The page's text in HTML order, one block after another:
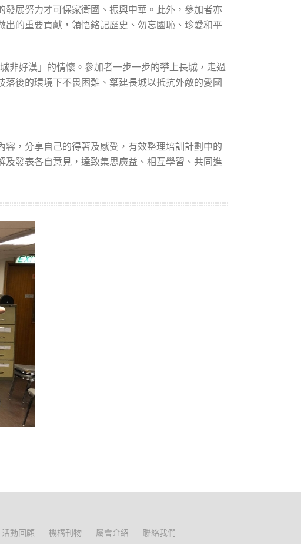
展努力才可保家衛國、振興中華。此外，參加者亦
的重要貢獻，領悟銘記歷史、勿忘國恥、珍愛和平
非好漢」的情懷。參加者一步一步的攀上長城，走過
後的環境下不畏困難、築建長城以抵抗外敵的愛國
，分享自己的得著及感受，有效整理培訓計劃中的
發表各自意見，達致集思廣益、相互學習、共同進
活動回顧 機構刊物 屬會介紹 聯絡我們